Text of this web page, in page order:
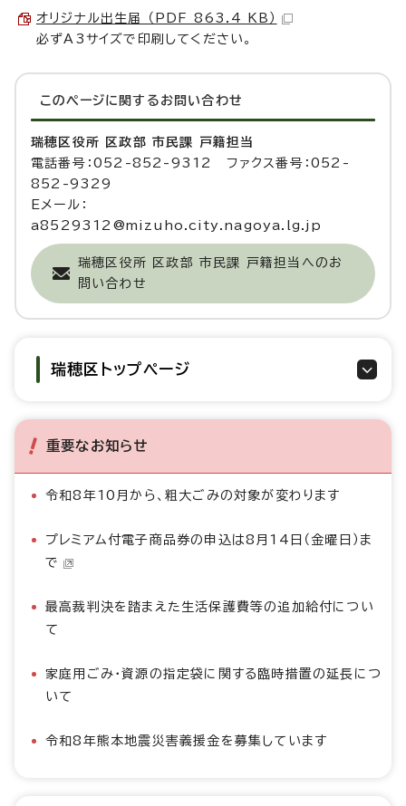
オリジナル出生届 （PDF 863.4 KB）
必ずA3サイズで印刷してください。
このページに関する お問い合わせ
瑞穂区役所 区政部 市民課 戸籍担当
電話番号：052-852-9312 ファクス番号：052-
852-9329
Eメール：
a8529312@mizuho.city.nagoya.lg.jp
瑞穂区役所 区政部 市民課 戸籍担当へのお
問い合わせ
瑞穂区トップページ
重要なお知らせ
令和8年10月から、粗大ごみの対象が変わります
プレミアム付電子商品券の申込は8月14日（金曜日）ま
で
最高裁判決を踏まえた生活保護費等の追加給付につい
て
家庭用ごみ・資源の指定袋に関する臨時措置の延長につ
いて
令和8年熊本地震災害義援金を募集しています